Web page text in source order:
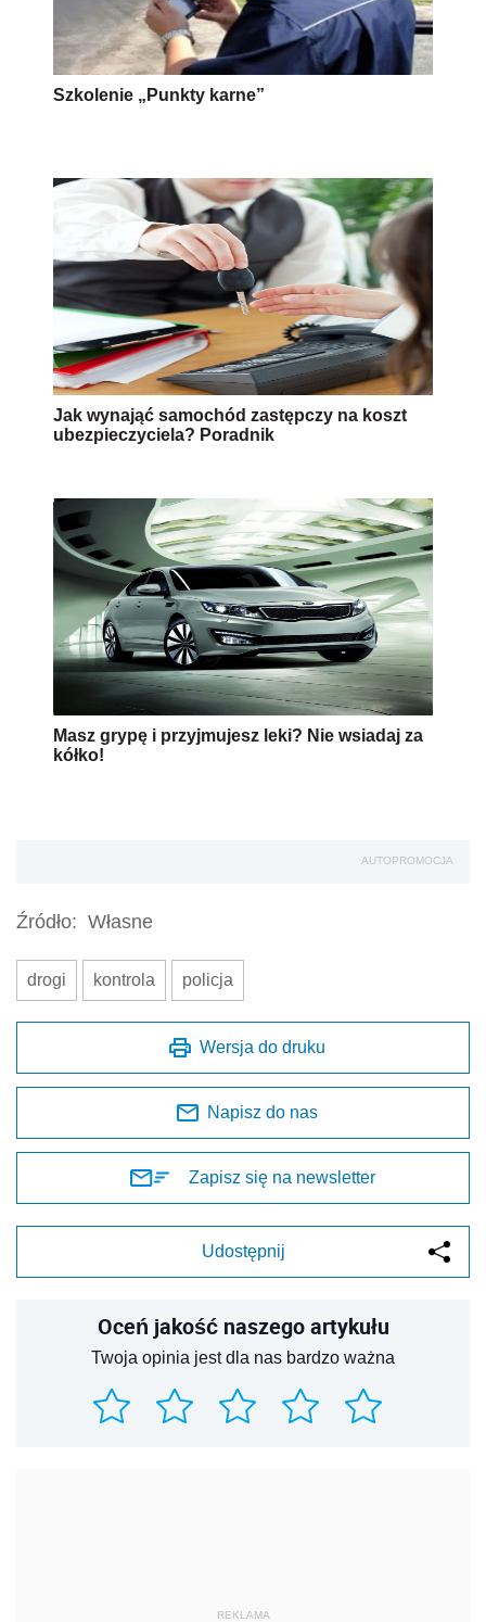
Szkolenie „Punkty karne”
Jak wynająć samochód zastępczy na koszt
ubezpieczyciela? Poradnik
Masz grypę i przyjmujesz leki? Nie wsiadaj za
kółko!
AUTOPROMOCJA
Źródło: Własne
drogi kontrola policja
Wersja do druku
Napisz do nas
Zapisz się na newsletter
Udostępnij
Oceń jakość naszego artykułu
Twoja opinia jest dla nas bardzo ważna
REKLAMA